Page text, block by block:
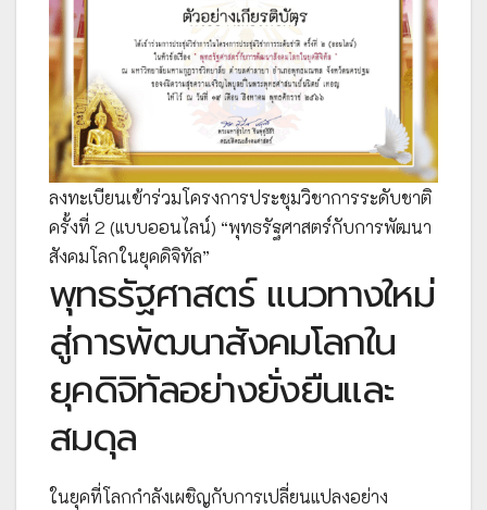
ลงทะเบียนเข้าร่วมโครงการประชุมวิชาการระดับชาติ
ครั้งที่ 2 (แบบออนไลน์) “พุทธรัฐศาสตร์กับการพัฒนา
สังคมโลกในยุคดิจิทัล”
พุทธรัฐศาสตร์ แนวทางใหม่
สู่การพัฒนาสังคมโลกใน
ยุคดิจิทัลอย่างยั่งยืนและ
สมดุล
ในยุคที่โลกกำลังเผชิญกับการเปลี่ยนแปลงอย่าง